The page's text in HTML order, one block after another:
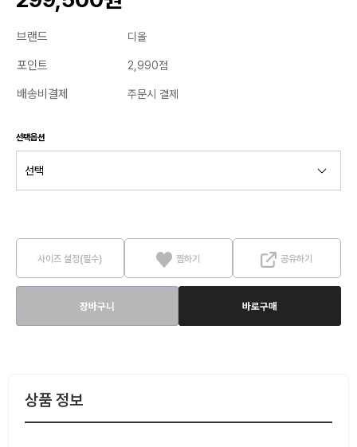
브랜드 디올
포인트 2,990점
배송비결제 주문시 결제
선택옵션
사이즈 설정(필수) 찜하기 공유하기
장바구니 바로구매
상품 정보